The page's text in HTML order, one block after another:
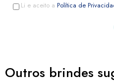
Li e aceito a Política de
Outros brindes